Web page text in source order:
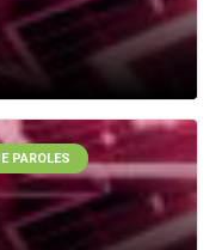
PAROLES